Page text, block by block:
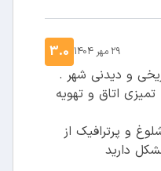
29 مهر 1404
3.0
و دیدنی شهر .
اتاق و تهویه
و پرترافیک از
دارید